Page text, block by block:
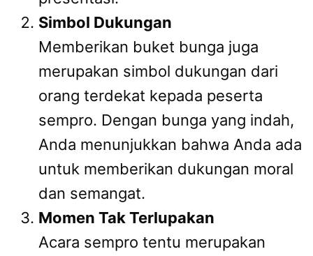
Simbol Dukungan
Memberikan buket bunga juga
merupakan simbol dukungan dari
orang terdekat kepada peserta
sempro. Dengan bunga yang indah,
Anda menunjukkan bahwa Anda ada
untuk memberikan dukungan moral
dan semangat.
Momen Tak Terlupakan
Acara sempro tentu merupakan